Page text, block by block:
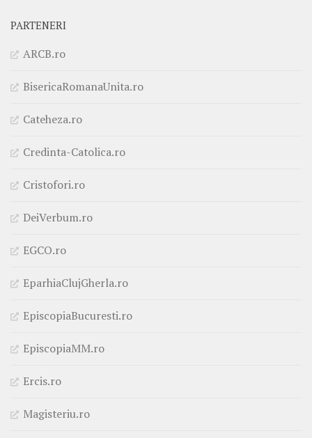
PARTENERI
ARCB.ro
BisericaRomanaUnita.ro
Cateheza.ro
Credinta-Catolica.ro
Cristofori.ro
DeiVerbum.ro
EGCO.ro
EparhiaClujGherla.ro
EpiscopiaBucuresti.ro
EpiscopiaMM.ro
Ercis.ro
Magisteriu.ro